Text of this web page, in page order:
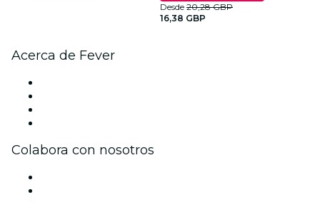
Desde 20,28 GBP
16,38 GBP
Acerca de Fever
Colabora con nosotros